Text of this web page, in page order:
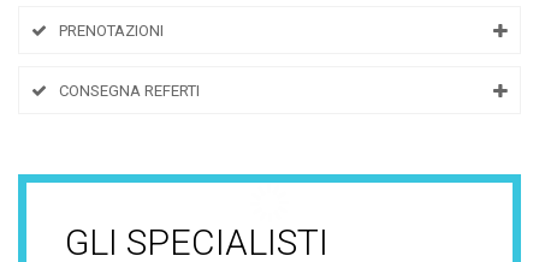
PRENOTAZIONI
CONSEGNA REFERTI
GLI SPECIALISTI